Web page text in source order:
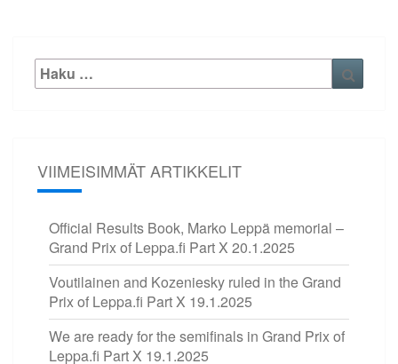
Etsi:
VIIMEISIMMÄT ARTIKKELIT
Official Results Book, Marko Leppä memorial –
Grand Prix of Leppa.fi Part X 20.1.2025
Voutilainen and Kozeniesky ruled in the Grand
Prix of Leppa.fi Part X 19.1.2025
We are ready for the semifinals in Grand Prix of
Leppa.fi Part X 19.1.2025